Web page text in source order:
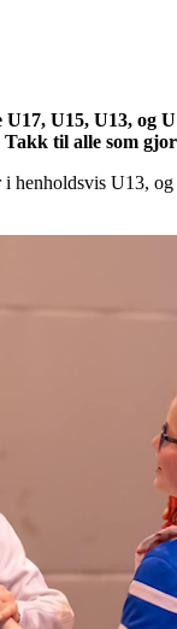
U15, U13, og
til alle som
henholdsvis U13,